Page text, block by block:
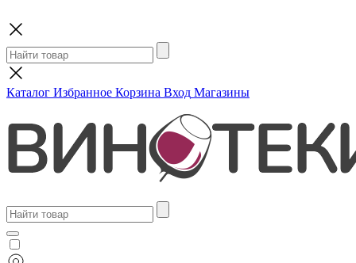
Каталог Избранное Корзина Вход Магазины